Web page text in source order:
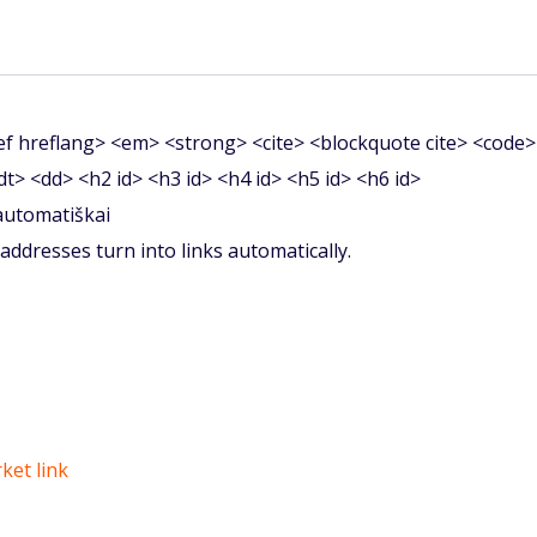
hreflang> <em> <strong> <cite> <blockquote cite>
<dd> <h2 id> <h3 id> <h4 id> <h5 id> <h6 id>
turn into links automatically.
link